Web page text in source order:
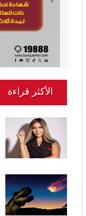
الأكثر قراءة